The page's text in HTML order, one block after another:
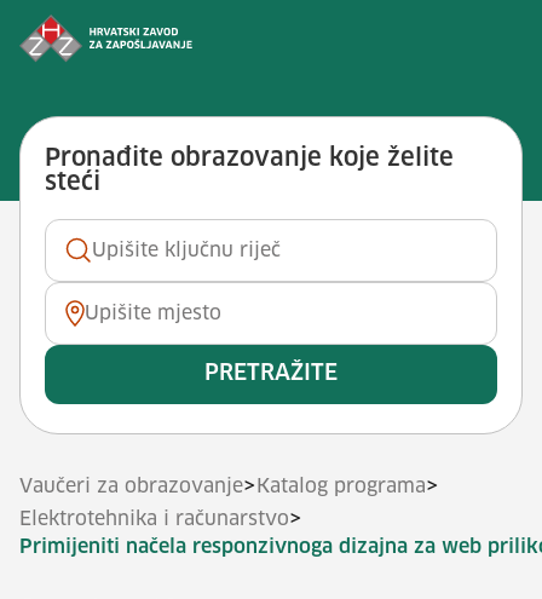
Vještina: <span>Primijeniti
Pronađite obrazovanje koje želite
steći
Ključna riječ
Mjesto
PRETRAŽITE
Vaučeri za obrazovanje> Katalog programa>
Elektrotehnika i računarstvo>
Primijeniti načela responzivnoga dizajna za web